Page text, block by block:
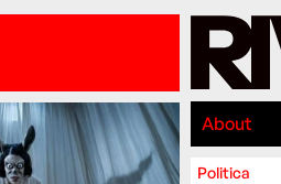
About
Politica